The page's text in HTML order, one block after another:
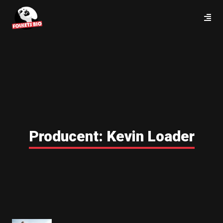
Producent: Kevin Loader